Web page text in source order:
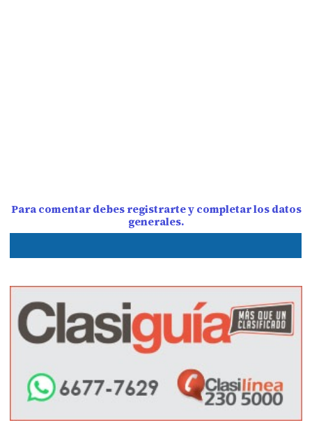
Para comentar debes registrarte y completar los datos
generales.